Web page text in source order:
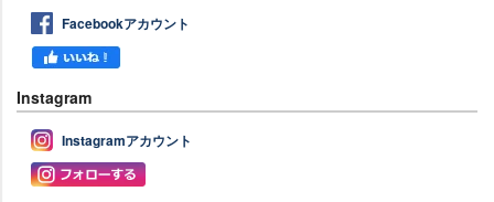
Facebookアカウント
Instagram
Instagramアカウント